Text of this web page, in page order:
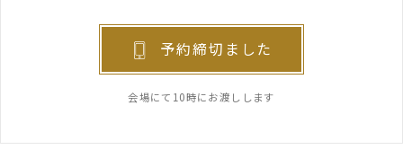
予約締切ました
会場にて10時にお渡しします